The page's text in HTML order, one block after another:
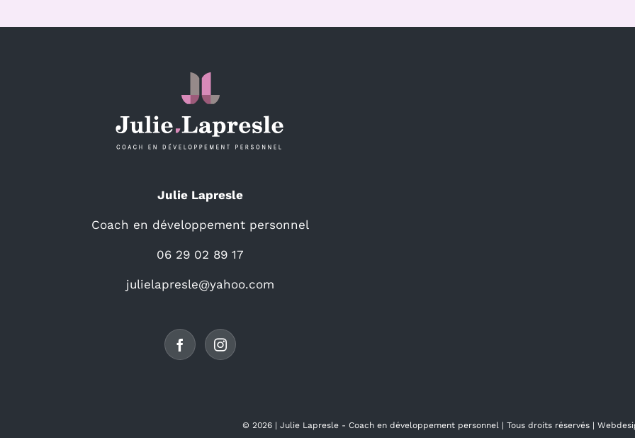
Julie Lapresle
Coach en développement personnel
06 29 02 89 17
julielapresle@yahoo.com
© 2026 | Julie Lapresle - Coach en développement personnel | Tous droits réservés |